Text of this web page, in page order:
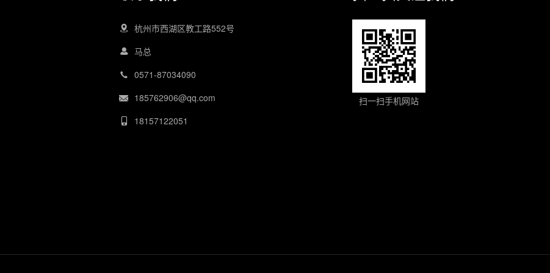
杭州市西湖区教工路552号
马总
0571-87034090
185762906@qq.com
18157122051
扫一扫手机网站